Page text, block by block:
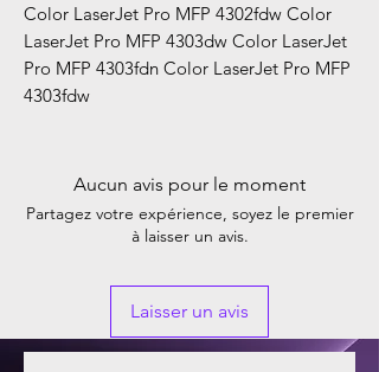
Color LaserJet Pro MFP 4302fdw Color
LaserJet Pro MFP 4303dw Color LaserJet
Pro MFP 4303fdn Color LaserJet Pro MFP
4303fdw
Aucun avis pour le moment
Partagez votre expérience, soyez le premier
à laisser un avis.
Laisser un avis